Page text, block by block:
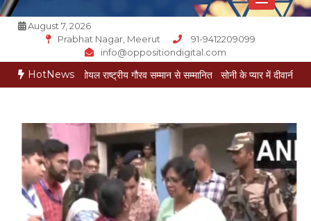
August 7, 2026
Prabhat Nagar, Meerut
91-9412209099
info@oppositiondigital.com
HotNews
मुकेश गोयल राष्ट्रीय गौरव सम्मान से सम्मानित सोनी के प्यार में दीवानी सीता पहुंची मेरठ